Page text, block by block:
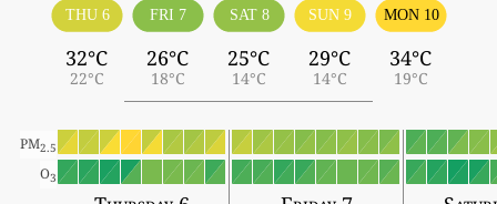
THU 6
32°C
22°C
FRI 7
26°C
18°C
SAT 8
25°C
14°C
SUN 9
29°C
14°C
MON 10
34°C
19°C
PM2.5
O3